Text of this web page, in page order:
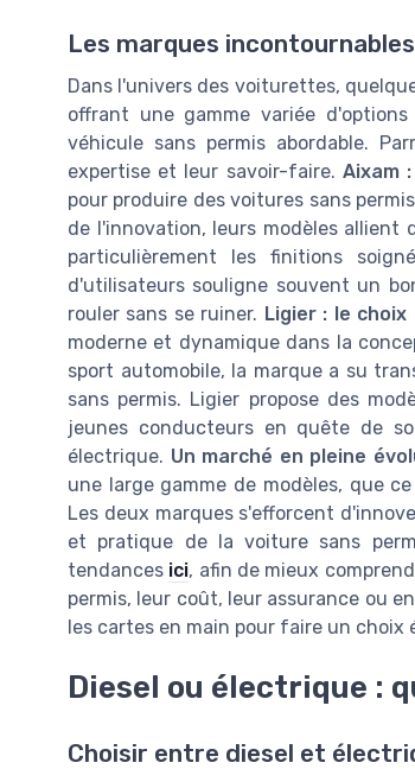
Les marques
Dans l'univers des voiturettes,
offrant une gamme variée
véhicule sans permis abordable.
expertise et leur savoir-faire. Aixam
pour produire des voitures sans
de l'innovation, leurs modèles allient
particulièrement les finitions
d'utilisateurs souligne souvent un
rouler sans se ruiner. Ligier : le
moderne et dynamique dans la
sport automobile, la marque a su
sans permis. Ligier propose des
jeunes conducteurs en quête de
électrique. Un marché en pleine
une large gamme de modèles, que
Les deux marques s'efforcent
et pratique de la voiture sans
tendances ici, afin de mieux
permis, leur coût, leur assurance ou
les cartes en main pour faire un choix
Diesel ou électrique :
Choisir entre diesel et